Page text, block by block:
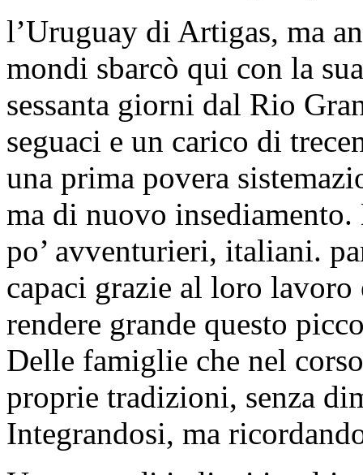
l’Uruguay di Artigas, ma
mondi sbarcò qui con la
sessanta giorni dal Rio
seguaci e un carico di
una prima povera
ma di nuovo
po’ avventurieri, italiani.
capaci grazie al loro
rendere grande questo
Delle famiglie che nel
proprie tradizioni, senza
Integrandosi, ma